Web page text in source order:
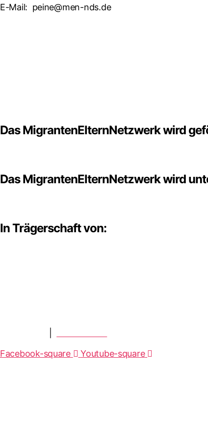
E-Mail: peine@men-nds.de
Das MigrantenElternNetzwerk wird
Das MigrantenElternNetzwerk wird
In Trägerschaft von:
Facebook-square
Youtube-square